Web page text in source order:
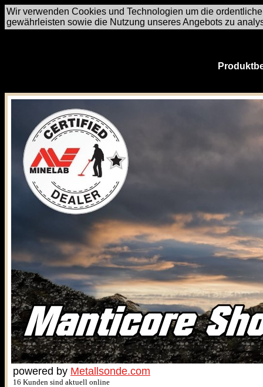
Wir verwenden Cookies und Technologien um die
gewährleisten sowie die Nutzung unseres Angebots zu
powered by Metallsonde.com
16 Kunden sind aktuell online